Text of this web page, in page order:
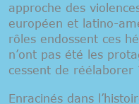
approche des
européen et latino-
rôles endossent ces
n’ont pas été les
cessent de réélaborer
Enracinés dans